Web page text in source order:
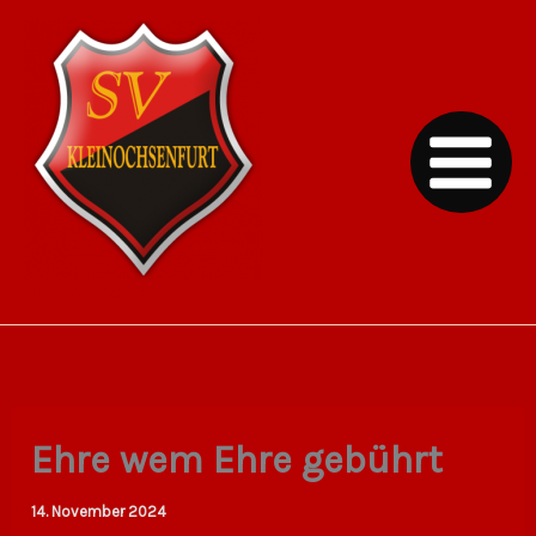
Inhalt
springen
Ehre wem Ehre gebührt
14. November 2024